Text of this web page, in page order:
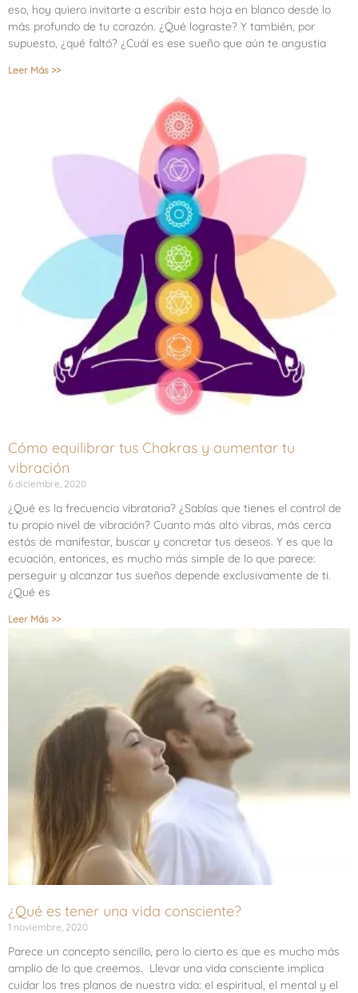
eso, hoy quiero invitarte a escribir esta hoja en blanco desde lo
más profundo de tu corazón. ¿Qué lograste? Y también, por
supuesto, ¿qué faltó? ¿Cuál es ese sueño que aún te angustia
Leer Más >>
Cómo equilibrar tus Chakras y aumentar tu
vibración
6 diciembre, 2020
¿Qué es la frecuencia vibratoria? ¿Sabías que tienes el control de
tu propio nivel de vibración? Cuanto más alto vibras, más cerca
estás de manifestar, buscar y concretar tus deseos. Y es que la
ecuación, entonces, es mucho más simple de lo que parece:
perseguir y alcanzar tus sueños depende exclusivamente de ti.
¿Qué es
Leer Más >>
¿Qué es tener una vida consciente?
1 noviembre, 2020
Parece un concepto sencillo, pero lo cierto es que es mucho más
amplio de lo que creemos. Llevar una vida consciente implica
cuidar los tres planos de nuestra vida: el espiritual, el mental y el